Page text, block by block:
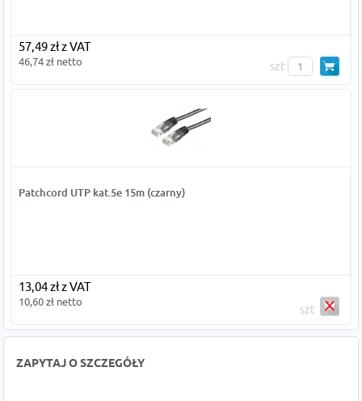
57,49 zł z VAT
46,74 zł netto szt
Patchcord UTP kat.5e 15m (czarny)
13,04 zł z VAT
10,60 zł netto
szt
ZAPYTAJ O SZCZEGÓŁY